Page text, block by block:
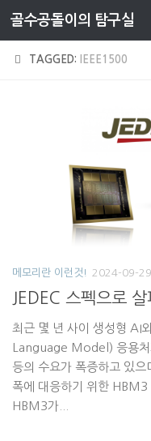
Skip to content
골수공돌이의 탐구실
TAGGED: IEEE1500
메모리란 이런것! 2024-09-29
JEDEC 스펙으로
최근 몇 년 사이 생성형 AI
Language Model) 응용
등의 수요가 폭증하고 있으
폭에 대응하기 위한
HBM3가...